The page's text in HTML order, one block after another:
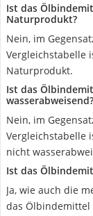
Ist das
Naturprodukt?
Nein, im
Vergleichstabelle
Naturprodukt.
Ist das
wasserabweisend?
Nein, im
Vergleichstabelle
nicht
Ist das
Ja, wie auch die
das Ölbindemittel